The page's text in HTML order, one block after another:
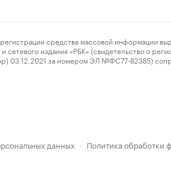
средства массовой информации
издания «РБК» (свидетельство о
03.12.2021 за номером ЭЛ №ФС77-82385)
данных · Политика обработки